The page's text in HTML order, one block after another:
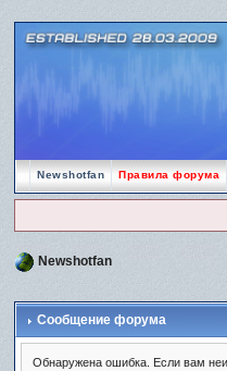
Newshotfan Правила форума
Newshotfan
Сообщение форума
Обнаружена ошибка. Если вам